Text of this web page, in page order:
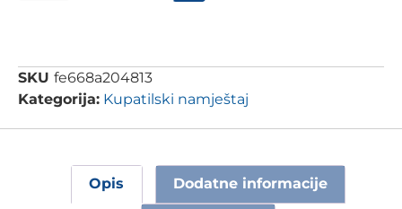
SKU fe668a204813
Kategorija: Kupatilski namještaj
Opis Dodatne informacije